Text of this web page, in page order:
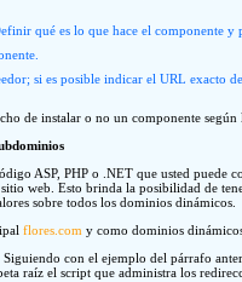
qué es lo que hace el componente y
si es posible indicar el URL exacto
de instalar o no un componente
ASP, PHP o .NET que usted puede
web. Esto brinda la posibilidad de
sobre todos los dominios dinámicos.
flores.com y como dominios
Siguiendo con el ejemplo del párrafo
raíz el script que administra los